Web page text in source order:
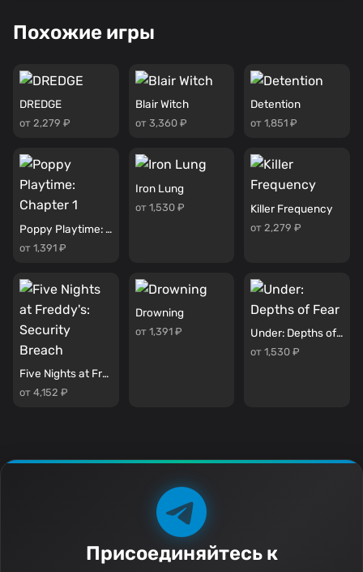
Похожие игры
DREDGE
от 2,279 ₽
Blair Witch
от 3,360 ₽
Detention
от 1,851 ₽
Poppy Playtime: Chapter 1
от 1,391 ₽
Iron Lung
от 1,530 ₽ Killer Frequency
от 2,279 ₽
Five Nights at Freddy's: Security Breach
от 4,152 ₽
Drowning
от 1,391 ₽ Under: Depths of Fear
от 1,530 ₽
Присоединяйтесь к